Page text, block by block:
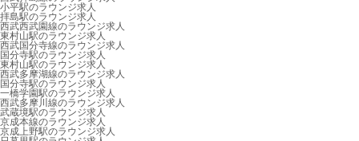
小平駅のラウンジ求人
拝島駅のラウンジ求人
西武西武園線のラウンジ求人
東村山駅のラウンジ求人
西武国分寺線のラウンジ求人
国分寺駅のラウンジ求人
東村山駅のラウンジ求人
西武多摩湖線のラウンジ求人
国分寺駅のラウンジ求人
一橋学園駅のラウンジ求人
西武多摩川線のラウンジ求人
武蔵境駅のラウンジ求人
京成本線のラウンジ求人
京成上野駅のラウンジ求人